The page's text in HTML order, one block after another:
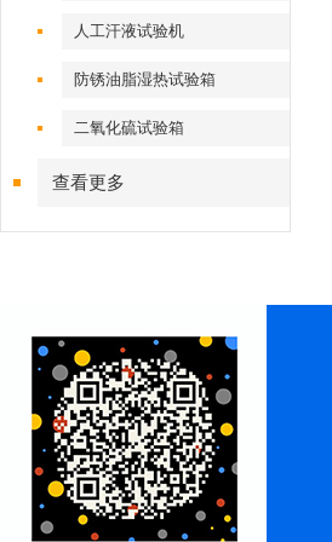
人工汗液试验机
防锈油脂湿热试验箱
二氧化硫试验箱
查看更多